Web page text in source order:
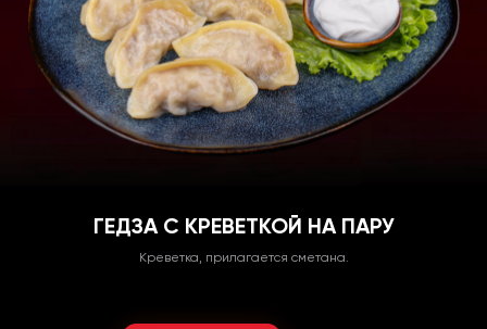
ГЕДЗА С КРЕВЕТКОЙ НА ПАРУ
Креветка, прилагается сметана.